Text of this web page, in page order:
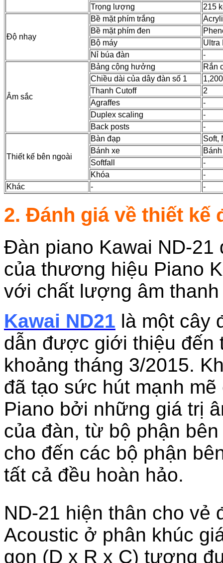
Trọng lượng
215
Độ nhạy
Bề mặt phím trắng
Bề mặt phím đen
Bộ máy
Ultra
Nỉ búa đàn
-
Âm sắc
Bảng cộng hưởng
Rắn
Chiều dài của dây đàn số 1
Thanh Cutoff
2
Agraffes
-
Duplex scaling
-
Back posts
-
Thiết kế bên ngoài
Bàn đạp
Soft,
Bánh xe
Softfall
-
Khóa
-
Khác
- -
2. Đánh giá về thiết kế
Đàn piano Kawai ND-
của thương hiệu Piano
với chất lượng âm
Kawai ND21 là một cây
dẫn được giới thiệu đến
khoảng tháng 3/2015.
đã tạo sức hút mạnh
Piano bởi những giá trị
của đàn, từ bộ phận
cho đến các bộ phận
tất cả đều hoàn hảo.
ND-21 hiện thân cho vẻ
Acoustic ở phân khúc
gọn (D x R x C) tương